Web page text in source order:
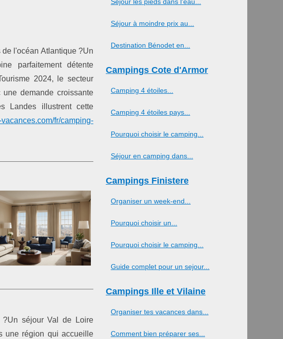
l'océan Atlantique ?Un
parfaitement détente
2024, le secteur
demande croissante
Landes illustrent cette
fr/camping-
séjour Val de Loire
une région qui accueille
Séjour à moindre prix au...
Destination Bénodet en...
Campings Cote d'Armor
Camping 4 étoiles...
Camping 4 étoiles pays...
Pourquoi choisir le camping...
Séjour en camping dans...
Campings Finistere
Organiser un week-end...
Pourquoi choisir un...
Pourquoi choisir le camping...
Guide complet pour un sejour...
Campings Ille et Vilaine
Organiser tes vacances dans...
Comment bien préparer ses...